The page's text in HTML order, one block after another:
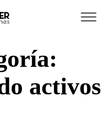
activos